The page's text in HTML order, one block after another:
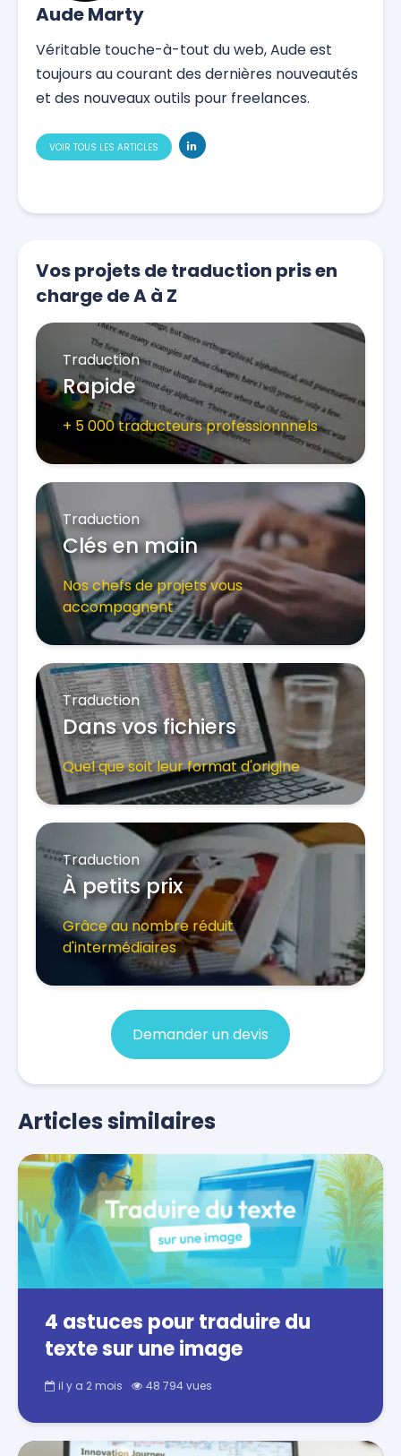
Aude Marty
Véritable touche-à-tout du web, Aude est
toujours au courant des dernières nouveautés
et des nouveaux outils pour freelances.
VOIR TOUS LES ARTICLES
Vos projets de traduction pris en
charge de A à Z
Traduction
Rapide
+ 5 000 traducteurs professionnnels
Traduction
Clés en main
Nos chefs de projets vous
accompagnent
Traduction
Dans vos fichiers
Quel que soit leur format d'origine
Traduction
À petits prix
Grâce au nombre réduit
d'intermédiaires
Demander un devis
Articles similaires
4 astuces pour traduire du
texte sur une image
il y a 2 mois 48 794 vues